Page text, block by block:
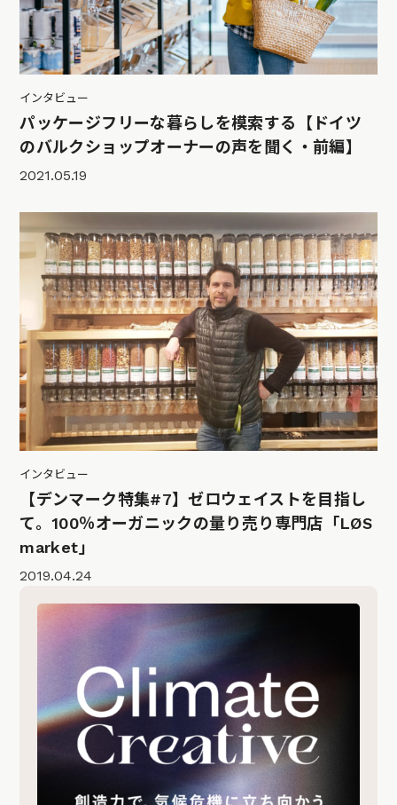
インタビュー
パッケージフリーな暮らしを模索する【ドイツ
のバルクショップオーナーの声を聞く・前編】
2021.05.19
インタビュー
【デンマーク特集#7】ゼロウェイストを目指し
て。100％オーガニックの量り売り専門店「LØS
market」
2019.04.24